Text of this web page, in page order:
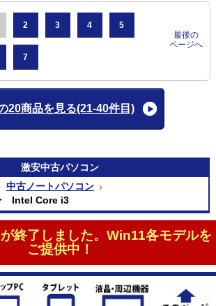
2 3 4 5
7
最後の
ページへ
20商品を見る(21-40件目)
激安中古パソコン
中古ノートパソコン
Intel Core i3
終了しました。Win11各モデルを
ご提供中！